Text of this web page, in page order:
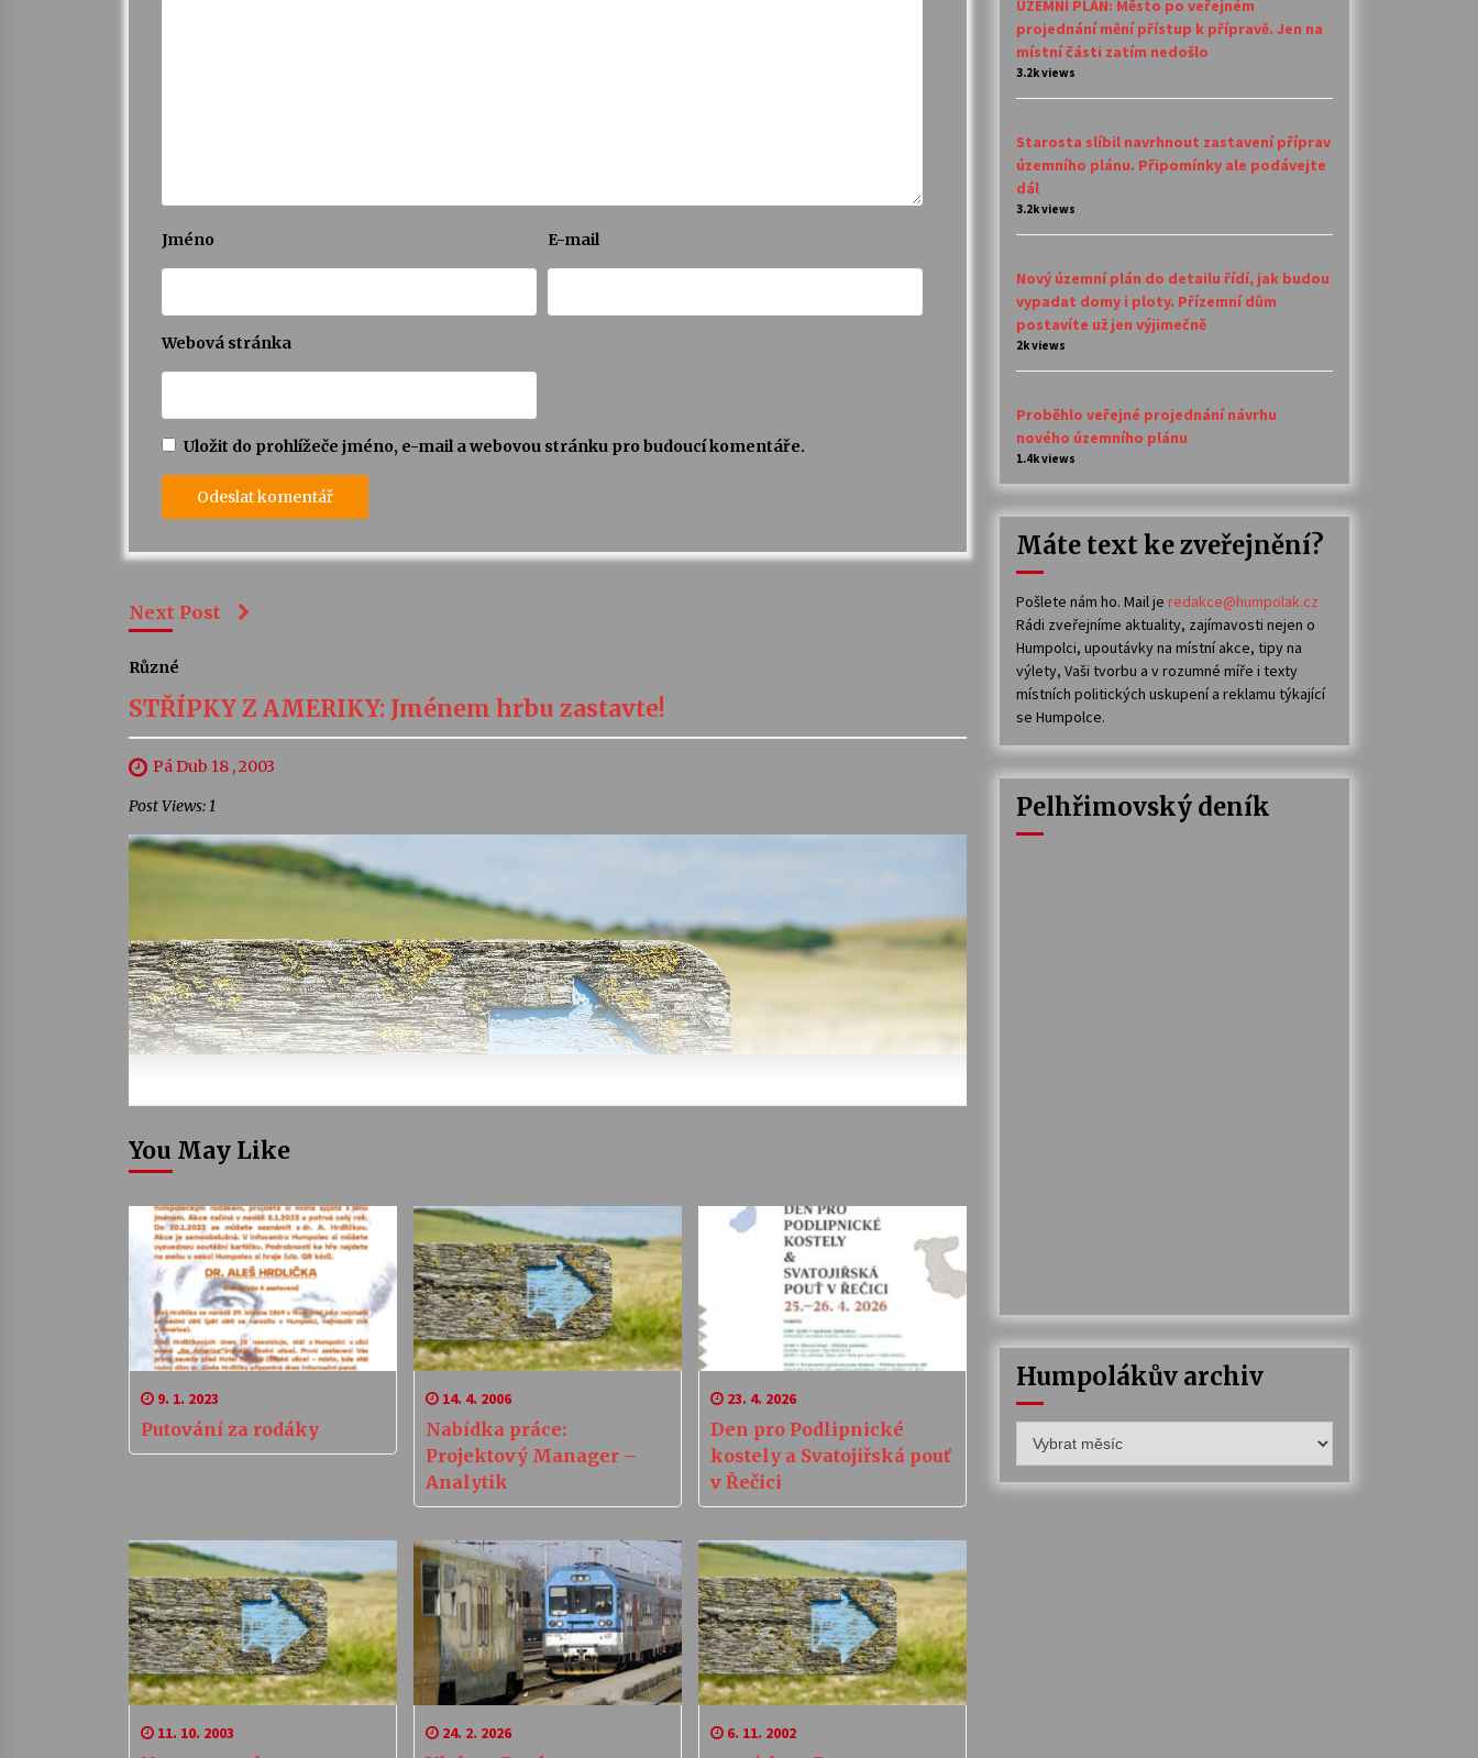
Jméno E-mail
Webová stránka
Uložit do prohlížeče jméno, e-mail a webovou stránku pro budoucí komentáře.
Next Post
Různé
STŘÍPKY Z AMERIKY: Jménem hrbu zastavte!
Pá Dub 18 , 2003
Post Views: 1
You May Like
9. 1. 2023
Putování za rodáky
14. 4. 2006
Nabídka práce:
Projektový Manager –
Analytik
23. 4. 2026
Den pro Podlipnické
kostely a Svatojiřská pouť
v Řečici
11. 10. 2003 24. 2. 2026 6. 11. 2002
ÚZEMNÍ PLÁN: Město po veřejném
projednání mění přístup k přípravě. Jen na
místní části zatím nedošlo
3.2k views
Starosta slíbil navrhnout zastavení příprav
územního plánu. Připomínky ale podávejte
dál
3.2k views
Nový územní plán do detailu řídí, jak budou
vypadat domy i ploty. Přízemní dům
postavíte už jen výjimečně
2k views
Proběhlo veřejné projednání návrhu
nového územního plánu
1.4k views
Máte text ke zveřejnění?
Pošlete nám ho. Mail je redakce@humpolak.cz
Rádi zveřejníme aktuality, zajímavosti nejen o
Humpolci, upoutávky na místní akce, tipy na
výlety, Vaši tvorbu a v rozumné míře i texty
místních politických uskupení a reklamu týkající
se Humpolce.
Pelhřimovský deník
Humpolákův archiv
archiv